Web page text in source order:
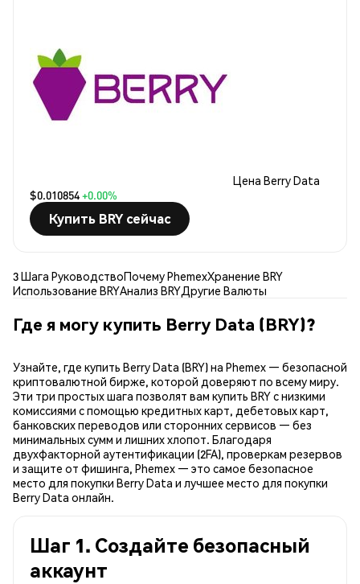
Цена Berry Data
$0.010854+0.00%
Купить BRY сейчас
3 Шага РуководствоПочему PhemexХранение BRY
Использование BRYАнализ BRYДругие Валюты
Где я могу купить Berry Data (BRY)?
Узнайте, где купить Berry Data (BRY) на Phemex — безопасной
криптовалютной бирже, которой доверяют по всему миру.
Эти три простых шага позволят вам купить BRY с низкими
комиссиями с помощью кредитных карт, дебетовых карт,
банковских переводов или сторонних сервисов — без
минимальных сумм и лишних хлопот. Благодаря
двухфакторной аутентификации (2FA), проверкам резервов
и защите от фишинга, Phemex — это самое безопасное
место для покупки Berry Data и лучшее место для покупки
Berry Data онлайн.
Шаг 1. Создайте безопасный
аккаунт